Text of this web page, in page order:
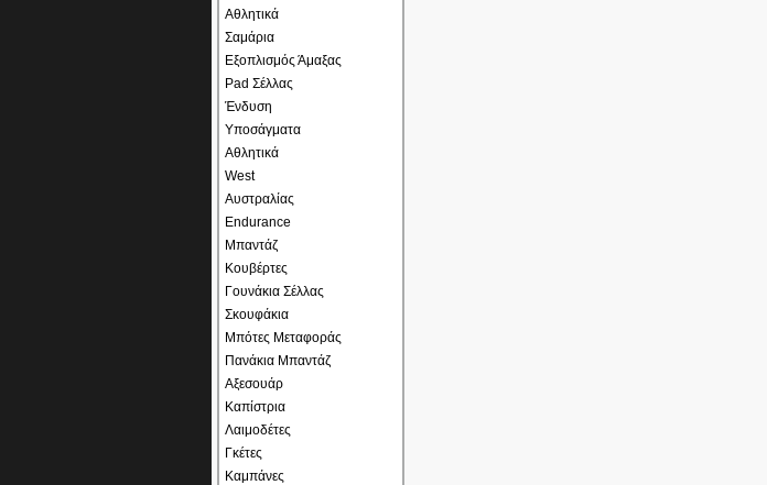
Αθλητικά
Σαμάρια
Εξοπλισμός Άμαξας
Pad Σέλλας
Ένδυση
Υποσάγματα
Αθλητικά
West
Αυστραλίας
Endurance
Μπαντάζ
Κουβέρτες
Γουνάκια Σέλλας
Σκουφάκια
Μπότες Μεταφοράς
Πανάκια Μπαντάζ
Αξεσουάρ
Καπίστρια
Λαιμοδέτες
Γκέτες
Καμπάνες